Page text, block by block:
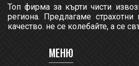
Топ фирма за кърти чисти
региона. Предлагаме
качество. не се колебайте, а се
МЕНЮ